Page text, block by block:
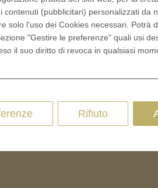
Monete
matrimoni,
(pubblicitari) personalizzati da
solo l'uso dei Cookies necessari. Potrà
"Gestire le preferenze" quali usi
il suo diritto di revoca in qualsiasi
Rifiuto